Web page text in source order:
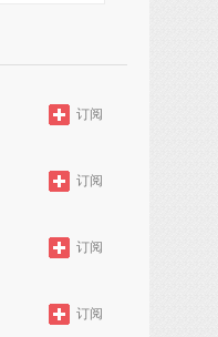
订阅
订阅
订阅
订阅